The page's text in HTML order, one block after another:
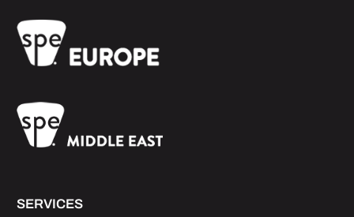
SERVICES